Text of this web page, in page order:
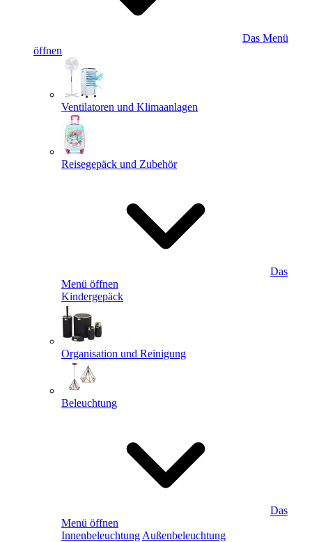
Das Menü
öffnen
Ventilatoren und Klimaanlagen
Reisegepäck und Zubehör
Das
Menü öffnen
Kindergepäck
Organisation und Reinigung
Beleuchtung
Das
Menü öffnen
Innenbeleuchtung Außenbeleuchtung